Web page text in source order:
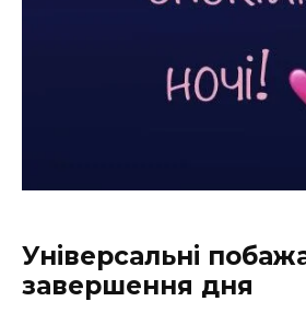
Універсальні
завершення дня